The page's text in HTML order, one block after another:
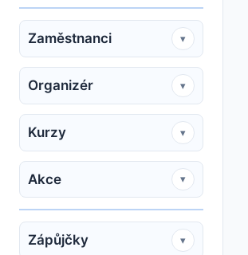
Zaměstnanci ▾
Organizér ▾
Kurzy ▾
Akce ▾
Zápůjčky ▾